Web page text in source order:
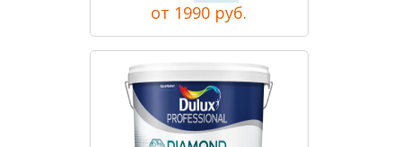
от 1990 руб.